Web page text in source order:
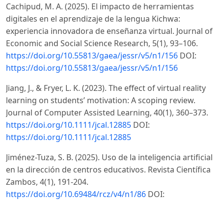
Cachipud, M. A. (2025). El impacto de herramientas
digitales en el aprendizaje de la lengua Kichwa:
experiencia innovadora de enseñanza virtual. Journal of
Economic and Social Science Research, 5(1), 93–106.
https://doi.org/10.55813/gaea/jessr/v5/n1/156 DOI:
https://doi.org/10.55813/gaea/jessr/v5/n1/156
Jiang, J., & Fryer, L. K. (2023). The effect of virtual reality
learning on students’ motivation: A scoping review.
Journal of Computer Assisted Learning, 40(1), 360–373.
https://doi.org/10.1111/jcal.12885 DOI:
https://doi.org/10.1111/jcal.12885
Jiménez-Tuza, S. B. (2025). Uso de la inteligencia artificial
en la dirección de centros educativos. Revista Científica
Zambos, 4(1), 191-204.
https://doi.org/10.69484/rcz/v4/n1/86 DOI: